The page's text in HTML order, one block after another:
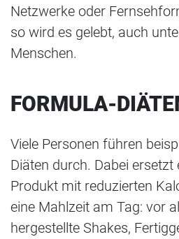
Netzwerke oder
so wird es gelebt, auch
Menschen.
FORMULA-
Viele Personen führen
Diäten durch. Dabei ersetzt
Produkt mit reduzierten
eine Mahlzeit am Tag: vor
hergestellte Shakes,